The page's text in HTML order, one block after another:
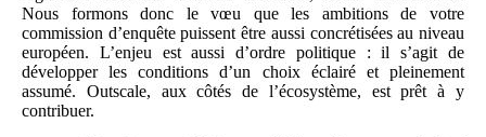
Nous formons donc le vœu que les ambitions de votre
commission d’enquête puissent être aussi concrétisées au niveau
européen. L’enjeu est aussi d’ordre politique : il s’agit de
développer les conditions d’un choix éclairé et pleinement
assumé. Outscale, aux côtés de l’écosystème, est prêt à y
contribuer.